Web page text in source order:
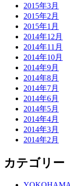
2015年3月
2015年2月
2015年1月
2014年12月
2014年11月
2014年10月
2014年9月
2014年8月
2014年7月
2014年6月
2014年5月
2014年4月
2014年3月
2014年2月
カテゴリー